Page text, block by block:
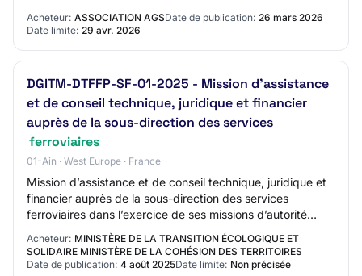
Acheteur: ASSOCIATION AGSDate de publication: 26 mars 2026
Date limite: 29 avr. 2026
DGITM-DTFFP-SF-01-2025 - Mission d’assistance
et de conseil technique, juridique et financier
auprès de la sous-direction des services
ferroviaires
01-Ain · West Europe · France
Mission d’assistance et de conseil technique, juridique et
financier auprès de la sous-direction des services
ferroviaires dans l’exercice de ses missions d’autorité
organisatrice des trains d’équili…
Acheteur: MINISTÈRE DE LA TRANSITION ÉCOLOGIQUE ET
SOLIDAIRE MINISTÈRE DE LA COHÉSION DES TERRITOIRES
Date de publication: 4 août 2025Date limite: Non précisée